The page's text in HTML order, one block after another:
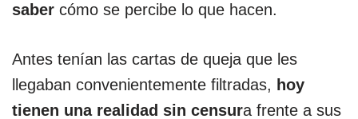
saber cómo se percibe lo que hacen.
Antes tenían las cartas de queja que les
llegaban convenientemente filtradas, hoy
tienen una realidad sin censura frente a sus